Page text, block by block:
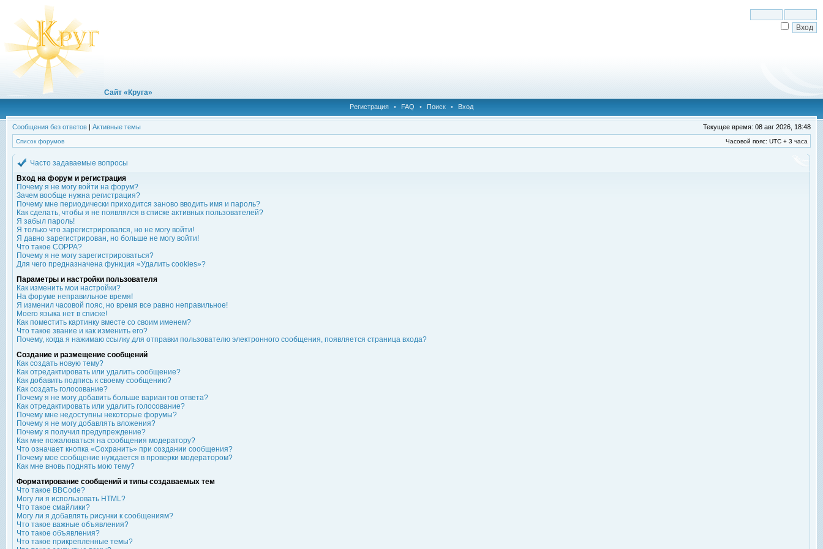
Сайт «Круга»
Регистрация • FAQ • Поиск • Вход
Сообщения без ответов | Активные темы Текущее время: 08 авг 2026, 18:48
Список форумов Часовой пояс: UTC + 3 часа
Часто задаваемые вопросы
Вход на форум и регистрация
Почему я не могу войти на форум?
Зачем вообще нужна регистрация?
Почему мне периодически приходится заново вводить имя и пароль?
Как сделать, чтобы я не появлялся в списке активных пользователей?
Я забыл пароль!
Я только что зарегистрировался, но не могу войти!
Я давно зарегистрирован, но больше не могу войти!
Что такое COPPA?
Почему я не могу зарегистрироваться?
Для чего предназначена функция «Удалить cookies»?
Параметры и настройки пользователя
Как изменить мои настройки?
На форуме неправильное время!
Я изменил часовой пояс, но время все равно неправильное!
Моего языка нет в списке!
Как поместить картинку вместе со своим именем?
Что такое звание и как изменить его?
Почему, когда я нажимаю ссылку для отправки пользователю электронного сообщения, появляется страница входа?
Создание и размещение сообщений
Как создать новую тему?
Как отредактировать или удалить сообщение?
Как добавить подпись к своему сообщению?
Как создать голосование?
Почему я не могу добавить больше вариантов ответа?
Как отредактировать или удалить голосование?
Почему мне недоступны некоторые форумы?
Почему я не могу добавлять вложения?
Почему я получил предупреждение?
Как мне пожаловаться на сообщения модератору?
Что означает кнопка «Сохранить» при создании сообщения?
Почему мое сообщение нуждается в проверки модератором?
Как мне вновь поднять мою тему?
Форматирование сообщений и типы создаваемых тем
Что такое BBCode?
Могу ли я использовать HTML?
Что такое смайлики?
Могу ли я добавлять рисунки к сообщениям?
Что такое важные объявления?
Что такое объявления?
Что такое прикрепленные темы?